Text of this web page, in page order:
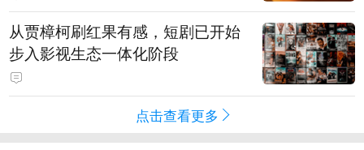
从贾樟柯刷红果有感，短剧已开始
步入影视生态一体化阶段
点击查看更多